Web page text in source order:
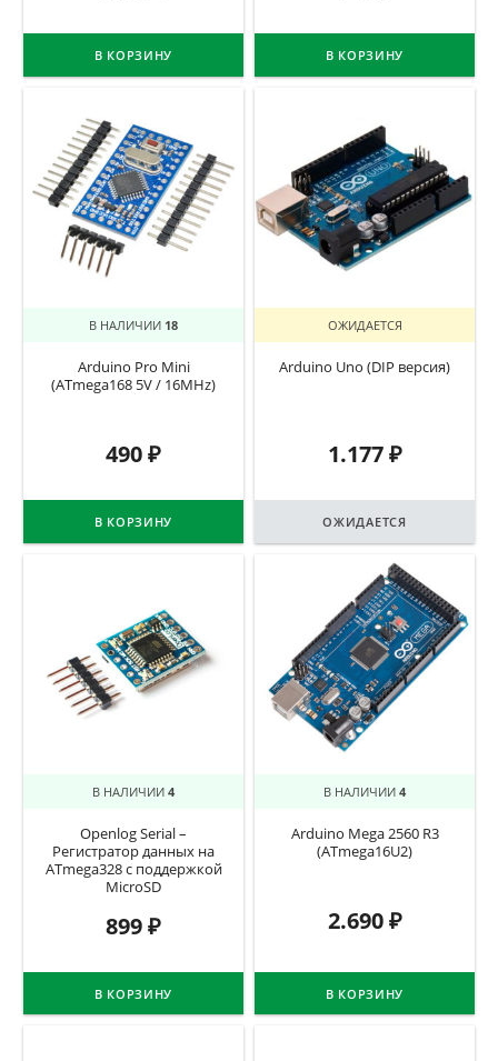
В КОРЗИНУ В КОРЗИНУ
В НАЛИЧИИ 18
Arduino Pro Mini
(ATmega168 5V / 16MHz)
490₽
В КОРЗИНУ
ОЖИДАЕТСЯ
Arduino Uno (DIP версия)
1.177₽
ОЖИДАЕТСЯ
В НАЛИЧИИ 4
Openlog Serial –
Регистратор данных на
ATmega328 с поддержкой
MicroSD
899₽
В КОРЗИНУ
В НАЛИЧИИ 4
Arduino Mega 2560 R3
(ATmega16U2)
2.690₽
В КОРЗИНУ